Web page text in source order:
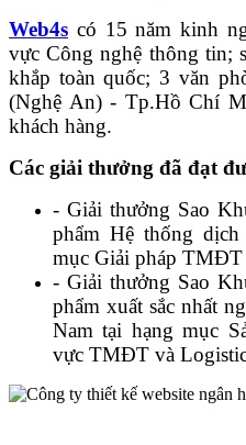
Web4s có 15 năm kinh
vực Công nghệ thông tin;
khắp toàn quốc; 3 văn
(Nghệ An) - Tp.Hồ Chí
khách hàng.
Các giải thưởng đã đạt
- Giải thưởng Sao
phẩm Hệ thống
mục Giải pháp TMĐT
- Giải thưởng Sao
phẩm xuất sắc nhất
Nam tại hạng mục
vực TMĐT và